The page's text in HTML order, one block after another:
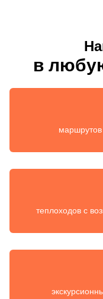
в
теплоходов с